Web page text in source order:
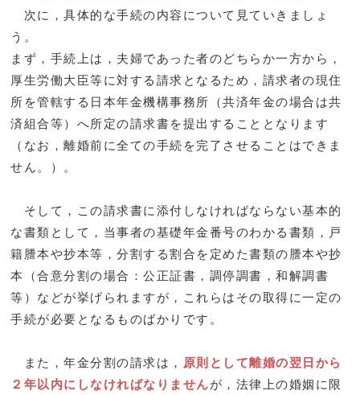
次に，具体的な手続の内容について見ていきましょ
う。
まず，手続上は，夫婦であった者のどちらか一方から，
厚生労働大臣等に対する請求となるため，請求者の現住
所を管轄する日本年金機構事務所（共済年金の場合は共
済組合等）へ所定の請求書を提出することとなります
（なお，離婚前に全ての手続を完了させることはできま
せん。）。
そして，この請求書に添付しなければならない基本的
な書類として，当事者の基礎年金番号のわかる書類，戸
籍謄本や抄本等，分割する割合を定めた書類の謄本や抄
本（合意分割の場合：公正証書，調停調書，和解調書
等）などが挙げられますが，これらはその取得に一定の
手続が必要となるものばかりです。
また，年金分割の請求は， 原則として離婚の翌日から
２年以内にしなければなりませんが，法律上の婚姻に限